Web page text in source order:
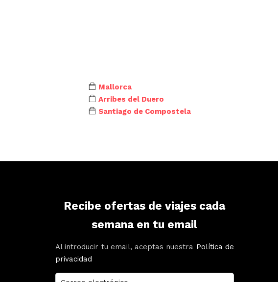
Mallorca
Arribes del Duero
Santiago de Compostela
Recibe ofertas de viajes cada
semana en tu email
Al introducir tu email, aceptas nuestra Política de
privacidad